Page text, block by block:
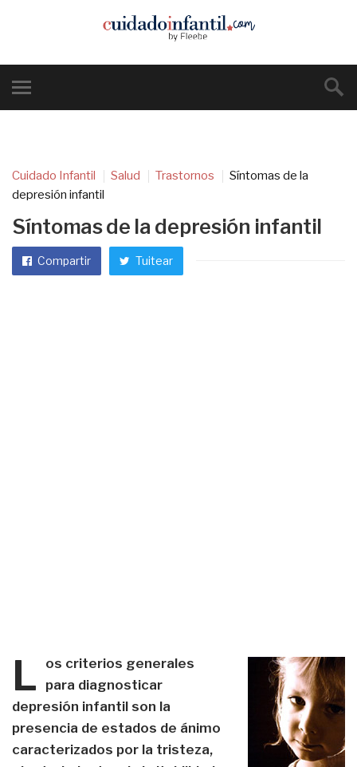
Cuidado Infantil Salud Trastornos
Síntomas de la
depresión infantil
Síntomas de la depresión infantil
Compartir Tuitear
L
os criterios generales
para diagnosticar
depresión infantil son la
presencia de estados de ánimo
caracterizados por la tristeza,